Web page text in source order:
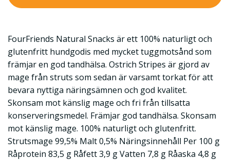
FourFriends Natural Snacks är ett 100% naturligt och
glutenfritt hundgodis med mycket tuggmotsånd som
främjar en god tandhälsa. Ostrich Stripes är gjord av
mage från struts som sedan är varsamt torkat för att
bevara nyttiga näringsämnen och god kvalitet.
Skonsam mot känslig mage och fri från tillsatta
konserveringsmedel. Främjar god tandhälsa. Skonsam
mot känslig mage. 100% naturligt och glutenfritt.
Strutsmage 99,5% Malt 0,5% Näringsinnehåll Per 100 g
Råprotein 83,5 g Råfett 3,9 g Vatten 7,8 g Råaska 4,8 g